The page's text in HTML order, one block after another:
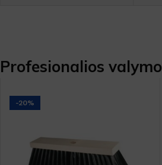
Profesionalios
-20%